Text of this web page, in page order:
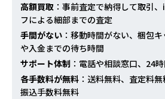
高額買取 ：事前査定で納得して取引
フによる細部までの査定
手間がない ：移動時間がない、梱包
や入金までの待ち時間
サポート体制 ：電話や相談窓口、24
各手数料が無料 ：送料無料、査定料
振込手数料無料